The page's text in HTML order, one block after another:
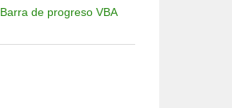
Barra de progreso VBA